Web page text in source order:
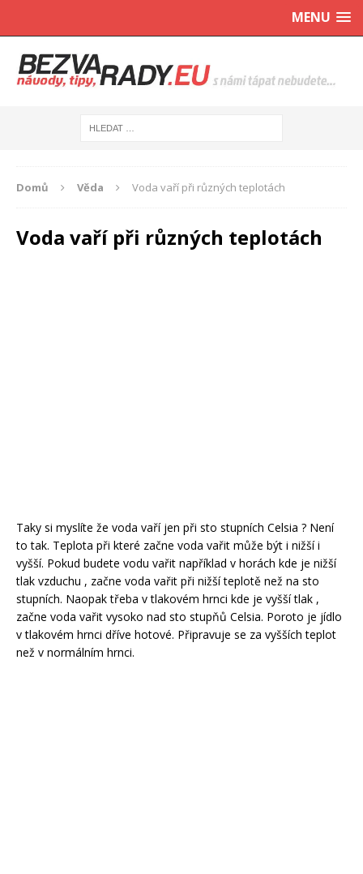
MENU
Domů Věda Voda vaří při různých teplotách
Voda vaří při různých teplotách
Taky si myslíte že voda vaří jen při sto stupních Celsia ? Není
to tak. Teplota při které začne voda vařit může být i nižší i
vyšší. Pokud budete vodu vařit například v horách kde je nižší
tlak vzduchu , začne voda vařit při nižší teplotě než na sto
stupních. Naopak třeba v tlakovém hrnci kde je vyšší tlak ,
začne voda vařit vysoko nad sto stupňů Celsia. Poroto je jídlo
v tlakovém hrnci dříve hotové. Připravuje se za vyšších teplot
než v normálním hrnci.